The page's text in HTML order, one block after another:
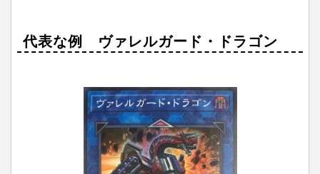
代表な例 ヴァレルガード・ドラゴン